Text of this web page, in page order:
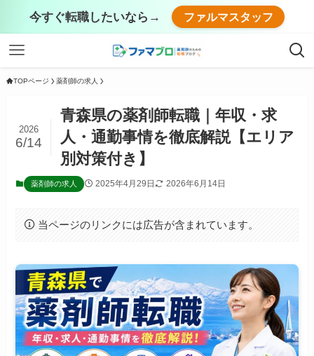
今すぐ転職したいなら→ ファルマスタッフ
TOPページ 薬剤師の求人
青森県の薬剤師転職｜年収・求
人・通勤事情を徹底解説【エリア
別対策付き】
2026
6/14
薬剤師の求人 2025年4月29日 2026年6月14日
当ページのリンクには広告が含まれています。